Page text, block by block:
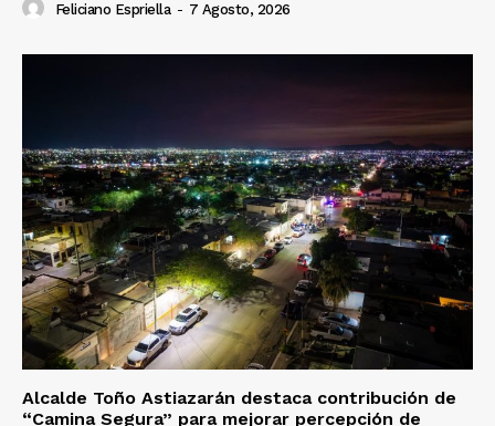
Feliciano Espriella - 7 Agosto, 2026
Alcalde Toño Astiazarán destaca contribución de
“Camina Segura” para mejorar percepción de